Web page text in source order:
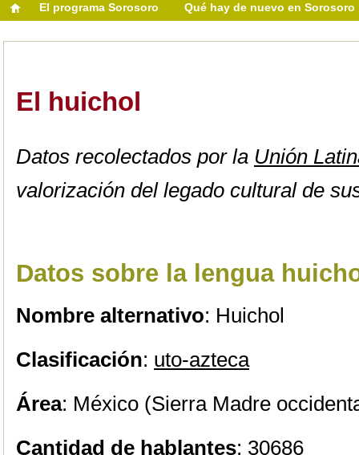
El programa Sorosoro Qué hay de nuevo en Sorosoro
El huichol
Datos recolectados por la Unión
valorización del legado cultural de
Datos sobre la lengua
Nombre alternativo: Huichol
Clasificación: uto-azteca
Área: México (Sierra Madre
Cantidad de hablantes: 30686